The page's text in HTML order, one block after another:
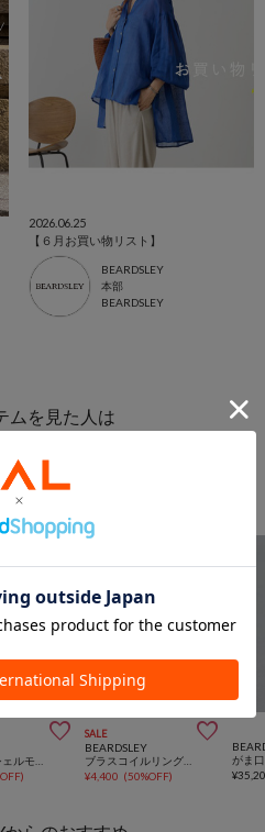
2026.06.25
【６月お買い物リスト】
BEARDSLEY
本部
BEARDSLEY
ムを見た人は
からのおすすめ

)
SALE 
BEARDSLEY
ブラスコイルリングカフ
¥4,400 (50%OFF)
がま
¥